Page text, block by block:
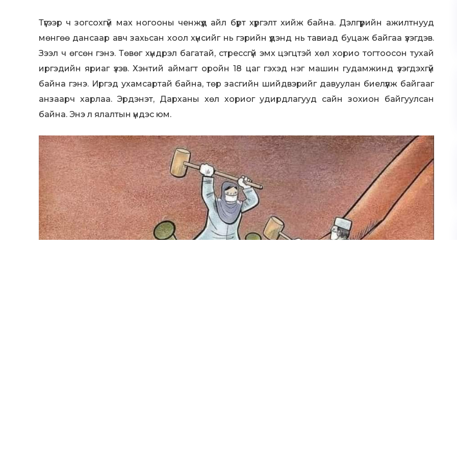
Түүгээр ч зогсохгүй мах ногооны ченжүүд айл бүрт хүргэлт хийж байна. Дэлгүүрийн ажилтнууд
мөнгөө дансаар авч захьсан хоол хүнсийг нь гэрийн үүдэнд нь тавиад буцаж байгаа үзэгдэв.
Зээл ч өгсөн гэнэ. Төвөг хүндрэл багатай, стрессгүй эмх цэгцтэй хөл хорио тогтоосон тухай
иргэдийн яриаг үзэв. Хэнтий аймагт оройн 18 цаг гэхэд нэг машин гудамжинд үзэгдэхгүй
байна гэнэ. Иргэд ухамсартай байна, төр засгийн шийдвэрийг давуулан биелүүлж байгааг
анзаарч харлаа. Эрдэнэт, Дарханы хөл хориог удирдлагууд сайн зохион байгуулсан
байна. Энэ л ялалтын үндэс юм.